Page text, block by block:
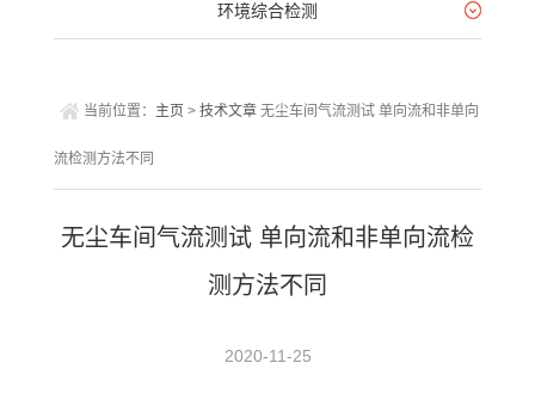
环境综合检测
当前位置： 主页 > 技术文章 无尘车间气流测试 单向流和非单向
流检测方法不同
无尘车间气流测试 单向流和非单向流检
测方法不同
2020-11-25